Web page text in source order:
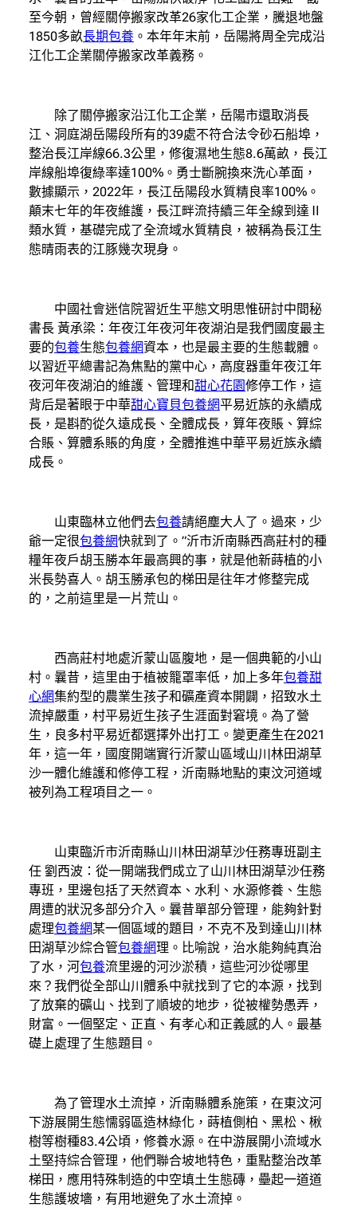
至今朝，曾經關停搬家改革26家化工企業，騰退地盤
1850多畝長期包養 。本年年末前，岳陽將周全完成沿
江化工企業關停搬家改革義務。
除了關停搬家沿江化工企業，岳陽市還取消長
江、洞庭湖岳陽段所有的39處不符合法令砂石船埠，
整治長江岸線66.3公里，修復濕地生態8.6萬畝，長江
岸線船埠復綠率達100%。勇士斷腕換來洗心革面，
數據顯示，2022年，長江岳陽段水質精良率100%。
顛末七年的年夜維護，長江畔流持續三年全線到達Ⅱ
類水質，基礎完成了全流域水質精良，被稱為長江生
態晴雨表的江豚幾次現身。
中國社會迷信院習近生平態文明思惟研討中間秘
書長 黃承梁：年夜江年夜河年夜湖泊是我們國度最主
要的包養生態包養網資本，也是最主要的生態載體。
以習近平總書記為焦點的黨中心，高度器重年夜江年
夜河年夜湖泊的維護、管理和甜心花園修停工作，這
背后是著眼于中華甜心寶貝包養網平易近族的永續成
長，是斟酌從久遠成長、全體成長，算年夜賬、算綜
合賬、算體系賬的角度，全體推進中華平易近族永續
成長。
山東臨林立他們去包養請絕塵大人了。過來，少
爺一定很包養網快就到了。”沂市沂南縣西高莊村的種
糧年夜戶胡玉勝本年最高興的事，就是他新蒔植的小
米長勢喜人。胡玉勝承包的梯田是往年才修整完成
的，之前這里是一片荒山。
西高莊村地處沂蒙山區腹地，是一個典範的小山
村。曩昔，這里由于植被籠罩率低，加上多年包養甜
心網集約型的農業生孩子和礦產資本開闢，招致水土
流掉嚴重，村平易近生孩子生涯面對窘境。為了營
生，良多村平易近都選擇外出打工。變更產生在2021
年，這一年，國度開端實行沂蒙山區域山川林田湖草
沙一體化維護和修停工程，沂南縣地點的東汶河道域
被列為工程項目之一。
山東臨沂市沂南縣山川林田湖草沙任務專班副主
任 劉西波：從一開端我們成立了山川林田湖草沙任務
專班，里邊包括了天然資本、水利、水源修養、生態
周遭的狀況多部分介入。曩昔單部分管理，能夠針對
處理包養網某一個區域的題目，不克不及到達山川林
田湖草沙綜合管包養網理。比喻說，治水能夠純真治
了水，河包養流里邊的河沙淤積，這些河沙從哪里
來？我們從全部山川體系中就找到了它的本源，找到
了放棄的礦山、找到了順坡的地步，從被權勢愚弄，
財富。一個堅定、正直、有孝心和正義感的人。最基
礎上處理了生態題目。
為了管理水土流掉，沂南縣體系施策，在東汶河
下游展開生態懦弱區造林綠化，蒔植側柏、黑松、楸
樹等樹種83.4公頃，修養水源。在中游展開小流域水
土堅持綜合管理，他們聯合坡地特色，重點整治改革
梯田，應用特殊制造的中空填土生態磚，壘起一道道
生態護坡墻，有用地避免了水土流掉。